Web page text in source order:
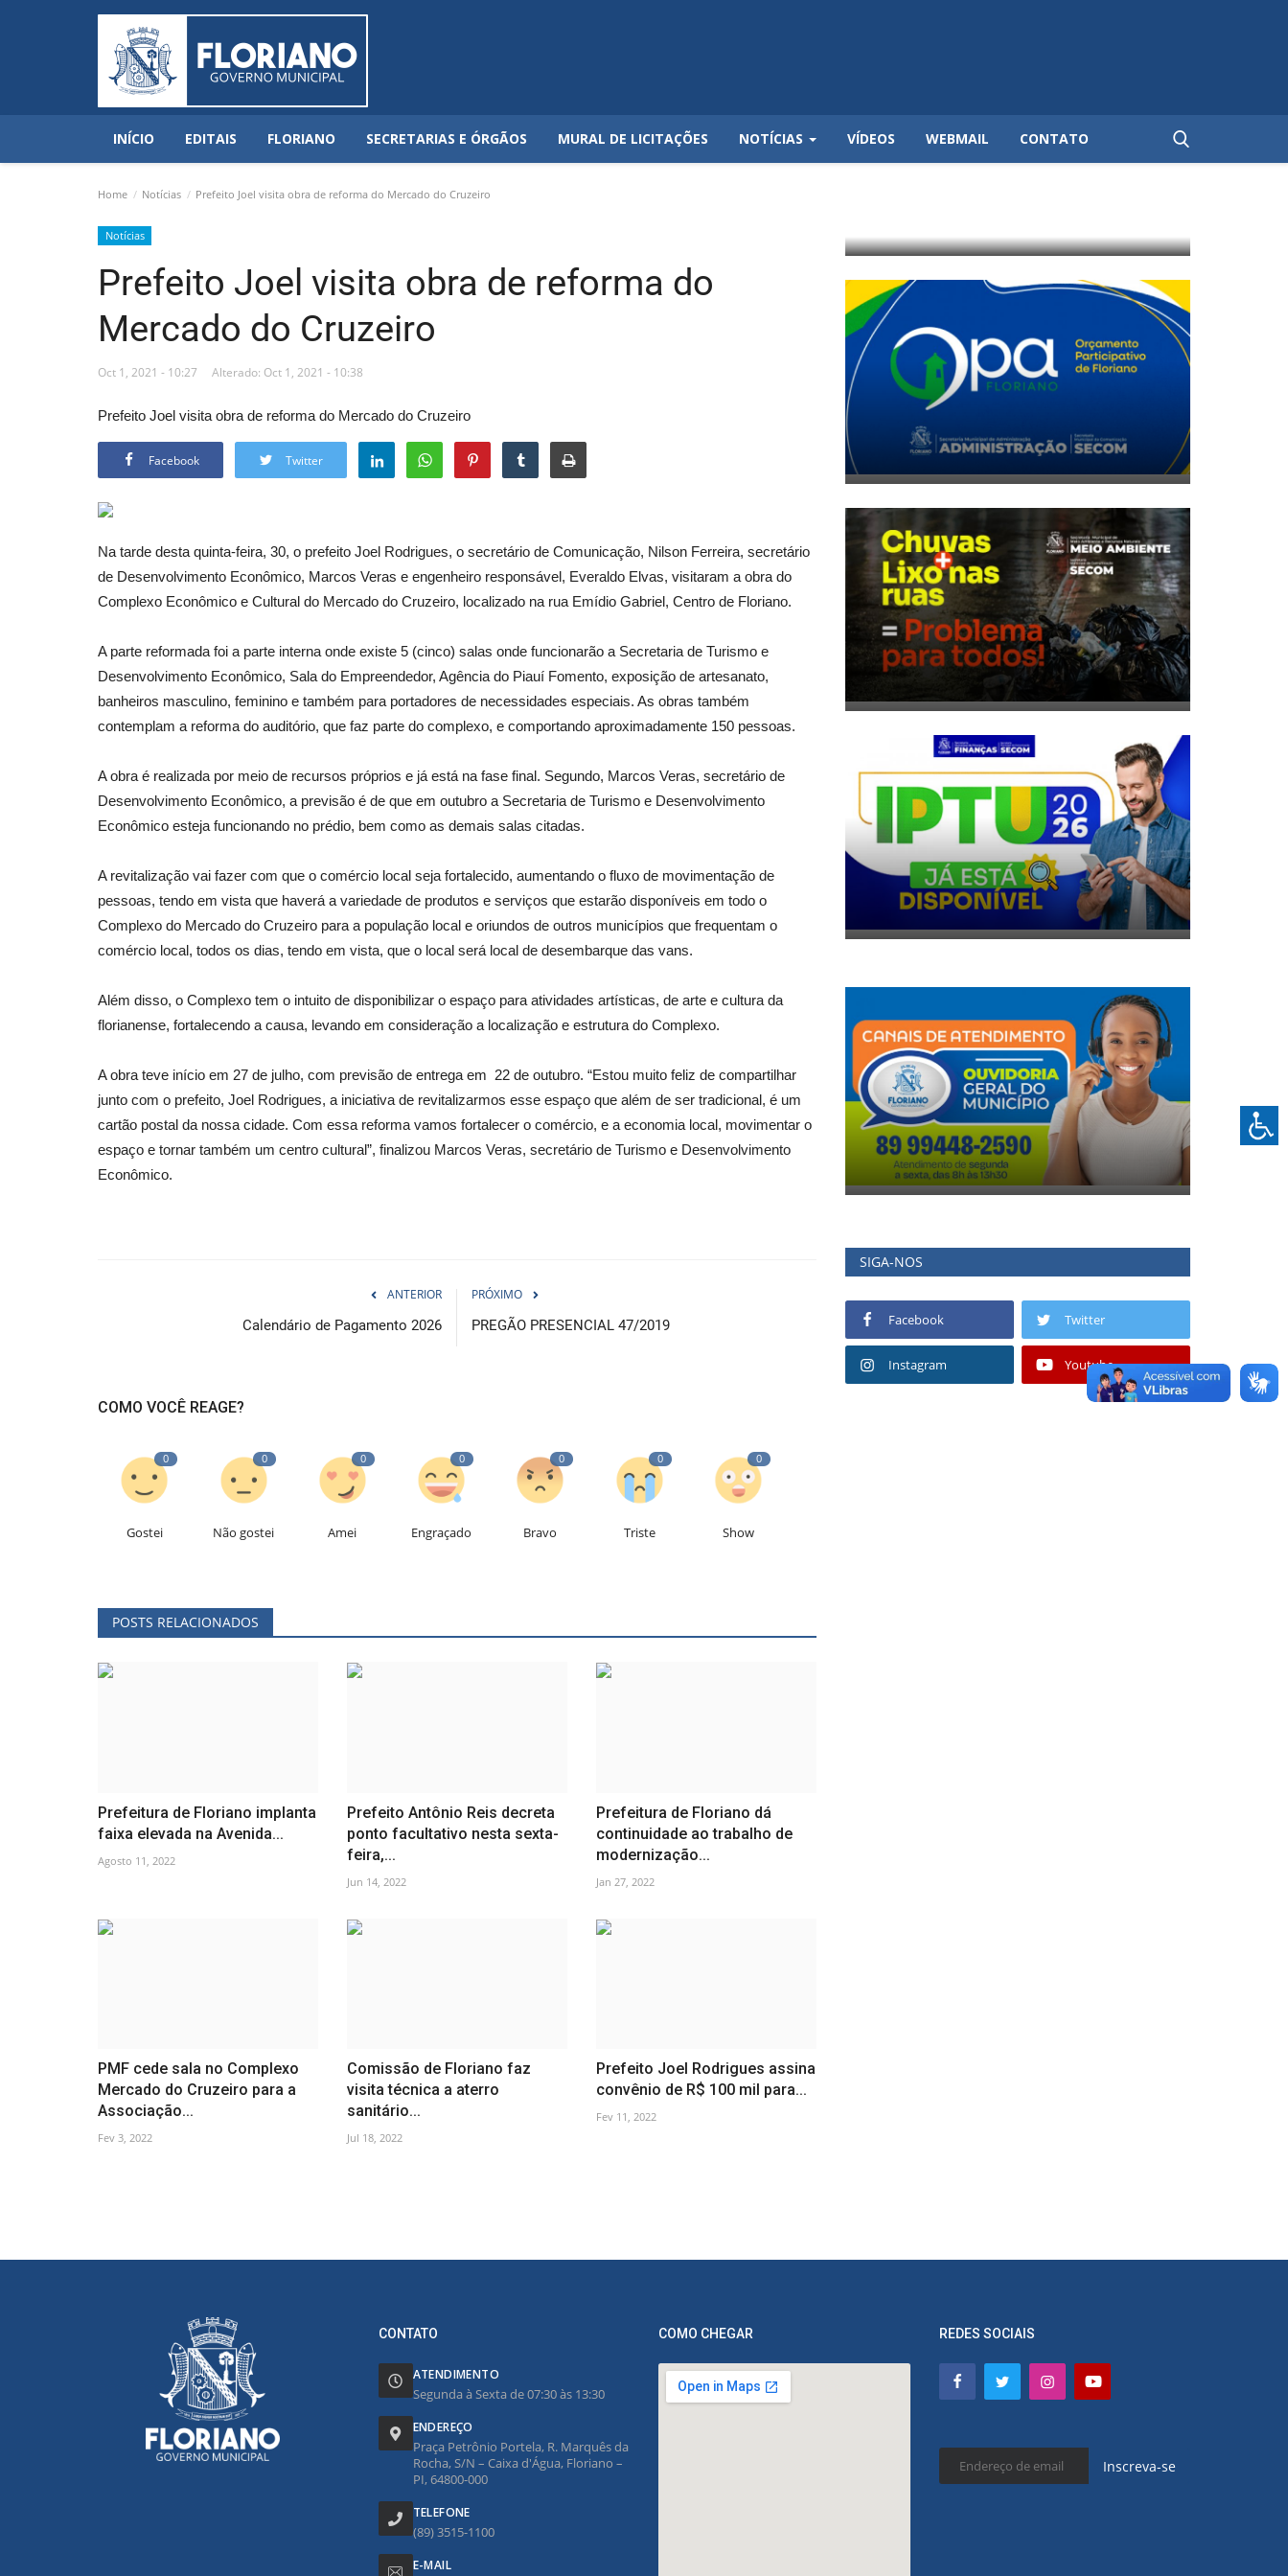
INÍCIO EDITAIS FLORIANO SECRETARIAS E ÓRGÃOS MURAL DE LICITAÇÕES NOTÍCIAS VÍDEOS WEBMAIL CONTATO
Home Notícias Prefeito Joel visita obra de reforma do Mercado do Cruzeiro
Notícias
Prefeito Joel visita obra de reforma do
Mercado do Cruzeiro
Oct 1, 2021 - 10:27 Alterado: Oct 1, 2021 - 10:38
Prefeito Joel visita obra de reforma do Mercado do Cruzeiro
Facebook Twitter
Na tarde desta quinta-feira, 30, o prefeito Joel Rodrigues, o secretário de Comunicação, Nilson Ferreira, secretário
de Desenvolvimento Econômico, Marcos Veras e engenheiro responsável, Everaldo Elvas, visitaram a obra do
Complexo Econômico e Cultural do Mercado do Cruzeiro, localizado na rua Emídio Gabriel, Centro de Floriano.
A parte reformada foi a parte interna onde existe 5 (cinco) salas onde funcionarão a Secretaria de Turismo e
Desenvolvimento Econômico, Sala do Empreendedor, Agência do Piauí Fomento, exposição de artesanato,
banheiros masculino, feminino e também para portadores de necessidades especiais. As obras também
contemplam a reforma do auditório, que faz parte do complexo, e comportando aproximadamente 150 pessoas.
A obra é realizada por meio de recursos próprios e já está na fase final. Segundo, Marcos Veras, secretário de
Desenvolvimento Econômico, a previsão é de que em outubro a Secretaria de Turismo e Desenvolvimento
Econômico esteja funcionando no prédio, bem como as demais salas citadas.
A revitalização vai fazer com que o comércio local seja fortalecido, aumentando o fluxo de movimentação de
pessoas, tendo em vista que haverá a variedade de produtos e serviços que estarão disponíveis em todo o
Complexo do Mercado do Cruzeiro para a população local e oriundos de outros municípios que frequentam o
comércio local, todos os dias, tendo em vista, que o local será local de desembarque das vans.
Além disso, o Complexo tem o intuito de disponibilizar o espaço para atividades artísticas, de arte e cultura da
florianense, fortalecendo a causa, levando em consideração a localização e estrutura do Complexo.
A obra teve início em 27 de julho, com previsão de entrega em 22 de outubro. “Estou muito feliz de compartilhar
junto com o prefeito, Joel Rodrigues, a iniciativa de revitalizarmos esse espaço que além de ser tradicional, é um
cartão postal da nossa cidade. Com essa reforma vamos fortalecer o comércio, e a economia local, movimentar o
espaço e tornar também um centro cultural”, finalizou Marcos Veras, secretário de Turismo e Desenvolvimento
Econômico.
ANTERIOR
Calendário de Pagamento 2026
PRÓXIMO
PREGÃO PRESENCIAL 47/2019
COMO VOCÊ REAGE?
0
Gostei
0
Não gostei
0
Amei
0
Engraçado
0
Bravo
0
Triste
0
Show
POSTS RELACIONADOS
Prefeitura de Floriano implanta
faixa elevada na Avenida...
Agosto 11, 2022
Prefeito Antônio Reis decreta
ponto facultativo nesta sexta-
feira,...
Jun 14, 2022
Prefeitura de Floriano dá
continuidade ao trabalho de
modernização...
Jan 27, 2022
PMF cede sala no Complexo
Mercado do Cruzeiro para a
Associação...
Fev 3, 2022
Comissão de Floriano faz
visita técnica a aterro
sanitário...
Jul 18, 2022
Prefeito Joel Rodrigues assina
convênio de R$ 100 mil para...
Fev 11, 2022
SIGA-NOS
Facebook Twitter
Instagram Youtube
CONTATO
ATENDIMENTO
Segunda à Sexta de 07:30 às 13:30
ENDEREÇO
Praça Petrônio Portela, R. Marquês da
Rocha, S/N – Caixa d'Água, Floriano –
PI, 64800-000
TELEFONE
(89) 3515-1100
E-MAIL
COMO CHEGAR REDES SOCIAIS
Inscreva-se